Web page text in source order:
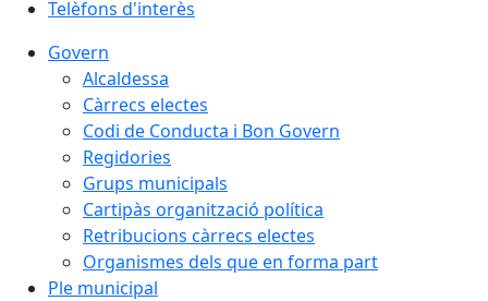
Telèfons d'interès
Govern
Alcaldessa
Càrrecs electes
Codi de Conducta i Bon Govern
Regidories
Grups municipals
Cartipàs organització política
Retribucions càrrecs electes
Organismes dels que en forma part
Ple municipal